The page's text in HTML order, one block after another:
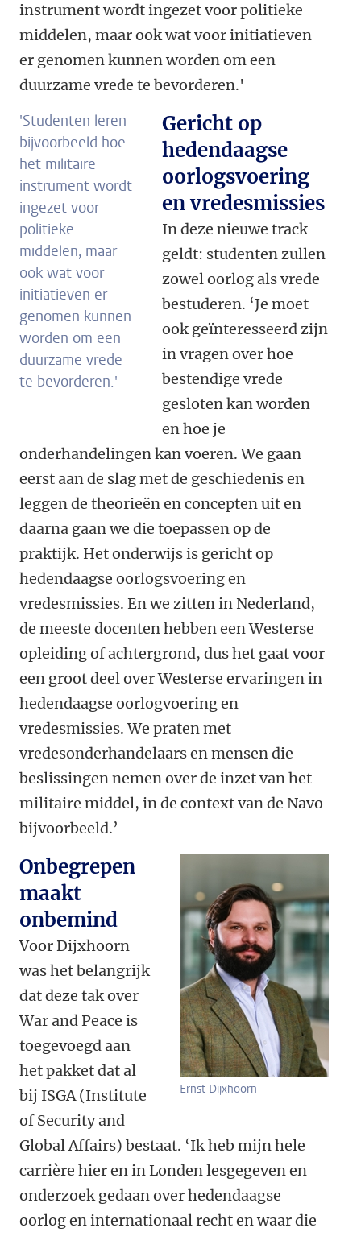
instrument wordt ingezet voor politieke
middelen, maar ook wat voor initiatieven
er genomen kunnen worden om een
duurzame vrede te bevorderen.'
'Studenten leren
bijvoorbeeld hoe
het militaire
instrument wordt
ingezet voor
politieke
middelen, maar
ook wat voor
initiatieven er
genomen kunnen
worden om een
duurzame vrede
te bevorderen.'
Gericht op
hedendaagse
oorlogsvoering
en vredesmissies
In deze nieuwe track
geldt: studenten zullen
zowel oorlog als vrede
bestuderen. ‘Je moet
ook geïnteresseerd zijn
in vragen over hoe
bestendige vrede
gesloten kan worden
en hoe je
onderhandelingen kan voeren. We gaan
eerst aan de slag met de geschiedenis en
leggen de theorieën en concepten uit en
daarna gaan we die toepassen op de
praktijk. Het onderwijs is gericht op
hedendaagse oorlogsvoering en
vredesmissies. En we zitten in Nederland,
de meeste docenten hebben een Westerse
opleiding of achtergrond, dus het gaat voor
een groot deel over Westerse ervaringen in
hedendaagse oorlogvoering en
vredesmissies. We praten met
vredesonderhandelaars en mensen die
beslissingen nemen over de inzet van het
militaire middel, in de context van de Navo
bijvoorbeeld.’
Ernst Dijxhoorn
Onbegrepen
maakt
onbemind
Voor Dijxhoorn
was het belangrijk
dat deze tak over
War and Peace is
toegevoegd aan
het pakket dat al
bij ISGA (Institute
of Security and
Global Affairs) bestaat. ‘Ik heb mijn hele
carrière hier en in Londen lesgegeven en
onderzoek gedaan over hedendaagse
oorlog en internationaal recht en waar die